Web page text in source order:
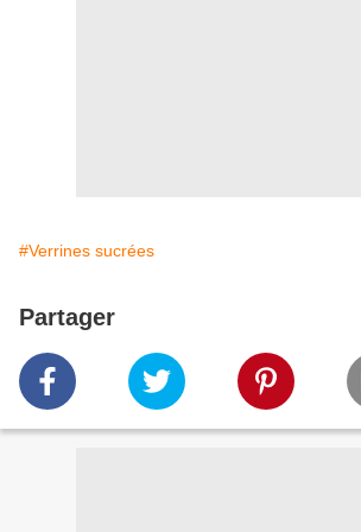
#Verrines sucrées
Partager